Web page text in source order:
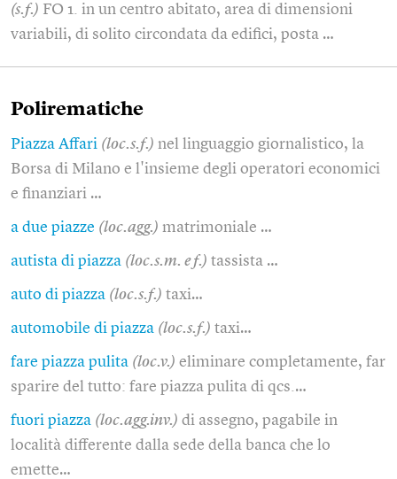
(s.f.) FO 1. in un centro abitato, area di dimensioni
variabili, di solito circondata da edifici, posta …
Polirematiche
Piazza Affari (loc.s.f.) nel linguaggio giornalistico, la
Borsa di Milano e l'insieme degli operatori economici
e finanziari …
a due piazze (loc.agg.) matrimoniale …
autista di piazza (loc.s.m. e f.) tassista …
auto di piazza (loc.s.f.) taxi…
automobile di piazza (loc.s.f.) taxi…
fare piazza pulita (loc.v.) eliminare completamente, far
sparire del tutto: fare piazza pulita di qcs.…
fuori piazza (loc.agg.inv.) di assegno, pagabile in
località differente dalla sede della banca che lo
emette…